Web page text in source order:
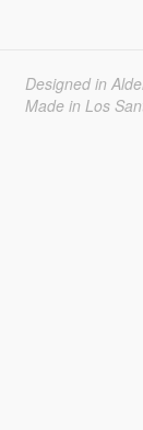
Designed in
Made in Los